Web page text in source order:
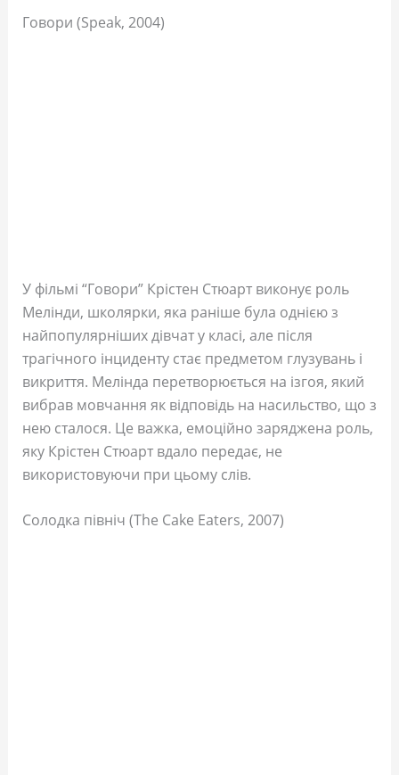
Говори (Speak, 2004)
У фільмі “Говори” Крістен Стюарт виконує роль
Мелінди, школярки, яка раніше була однією з
найпопулярніших дівчат у класі, але після
трагічного інциденту стає предметом глузувань і
викриття. Мелінда перетворюється на ізгоя, який
вибрав мовчання як відповідь на насильство, що з
нею сталося. Це важка, емоційно заряджена роль,
яку Крістен Стюарт вдало передає, не
використовуючи при цьому слів.
Солодка північ (The Cake Eaters, 2007)